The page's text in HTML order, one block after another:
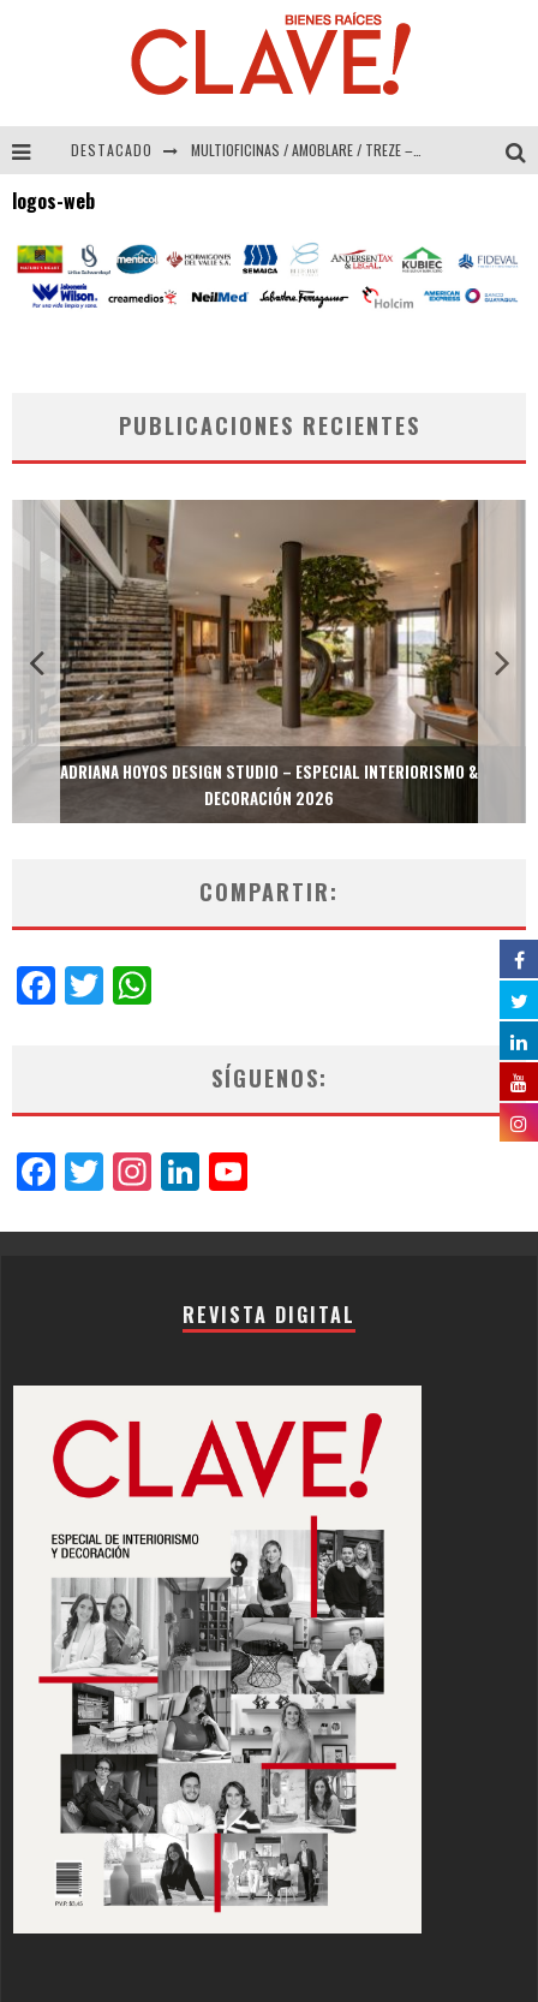
DESTACADO MULTIOFICINAS / AMOBLARE / TREZE – Especial Interiorismo & Decoración 2026
COLINEAL – Especial Interiorismo & Decoración 2026
logos-web
PUBLICACIONES RECIENTES
ADRIANA HOYOS DESIGN STUDIO – ESPECIAL INTERIORISMO &
DECORACIÓN 2026
COMPARTIR:
Facebook
Twitter
SÍGUENOS:
Facebook
Twitter
Instagram
LinkedIn
REVISTA DIGITAL